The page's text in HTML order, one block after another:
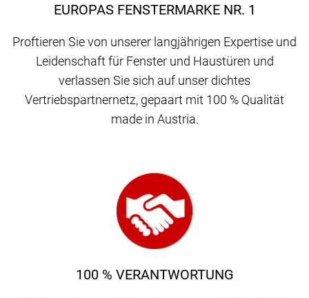
EUROPAS FENSTERMARKE NR. 1
Proftieren Sie von unserer langjährigen Expertise und
Leidenschaft für Fenster und Haustüren und
verlassen Sie sich auf unser dichtes
Vertriebspartnernetz, gepaart mit 100 % Qualität
made in Austria.
100 % VERANTWORTUNG